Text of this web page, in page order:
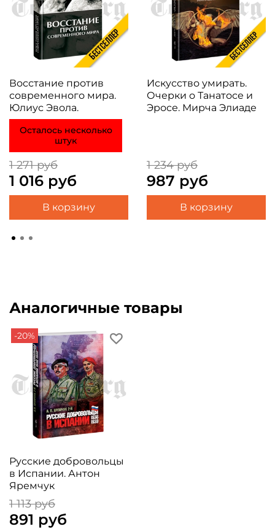
Восстание против
современного мира.
Юлиус Эвола.
Осталось несколько
штук
1 271 руб
1 016 руб
В корзину
Искусство умирать.
Очерки о Танатосе и
Эросе. Мирча Элиаде
1 234 руб
987 руб
В корзину
Аналогичные товары
-20%
Русские добровольцы
в Испании. Антон
Яремчук
1 113 руб
891 руб